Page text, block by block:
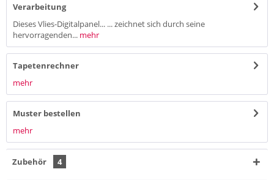
Verarbeitung
Dieses Vlies-Digitalpanel... ... zeichnet sich durch seine
hervorragenden... mehr
Tapetenrechner
mehr
Muster bestellen
mehr
Zubehör 4